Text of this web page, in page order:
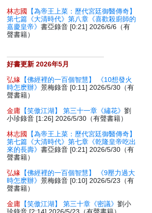
林志國
【為帝王上菜：歷代宮廷御醫傳奇】
第七篇《大清時代》第八章《喜歡殺廚師的
嘉慶皇帝》書亞錄音 [0:21] 2026/6/6（有
聲書籍）
好書更新 2026年5月
弘緣 【佛經裡的一百個智慧】 《10想發火
時怎麽辦》景梅錄音 [0:11] 2026/5/30（有
聲書籍）
金庸 【笑傲江湖】 第三十一章《繡花》劉
小珍錄音 [1:26] 2026/5/30（有聲書籍）
林志國
【為帝王上菜：歷代宮廷御醫傳奇】
第七篇《大清時代》第七章《乾隆皇帝吃出
來的長壽》書亞錄音 [0:21] 2026/5/30（有
聲書籍）
弘緣 【佛經裡的一百個智慧】 《9壓力過大
時怎麽辦》景梅錄音 [0:10] 2026/5/23（有
聲書籍）
金庸 【笑傲江湖】 第三十章《密議》劉小